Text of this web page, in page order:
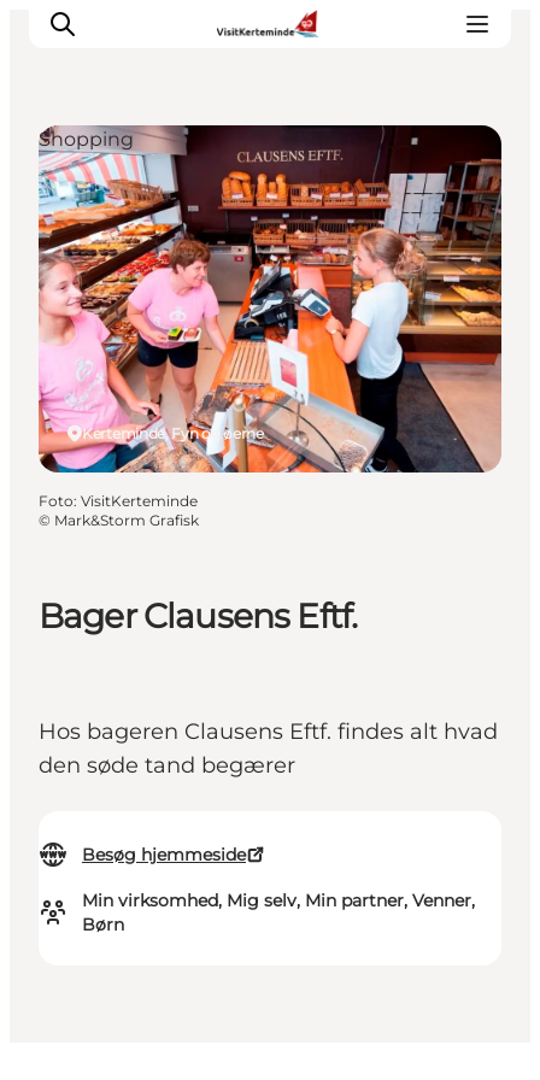
Oplevelser
Aktiviteter
Spis godt
Sov godt
Planlæg din ferie
Det sker
Sommerbus
Bager Clausens Eftf.
Hos bageren Clausens Eftf. findes alt hvad
den søde tand begærer
Besøg hjemmeside
Min virksomhed, Mig selv, Min partner, Venner,
Børn
Kerteminde, Fyn og øerne
Shopping
Foto: VisitKerteminde
© Mark&Storm Grafisk